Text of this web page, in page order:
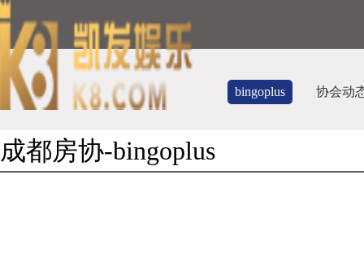
bingoplus 协会动
成都房协-bingoplus